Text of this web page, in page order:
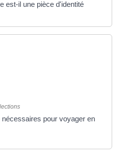
est-il une pièce d'identité
pour voyager en